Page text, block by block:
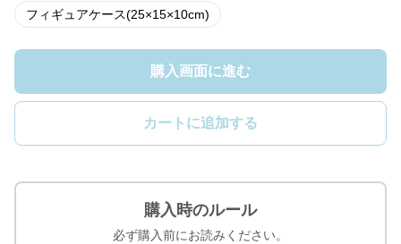
フィギュアケース(25×15×10cm)
購入画面に進む
カートに追加する
購入時のルール
必ず購入前にお読みください。